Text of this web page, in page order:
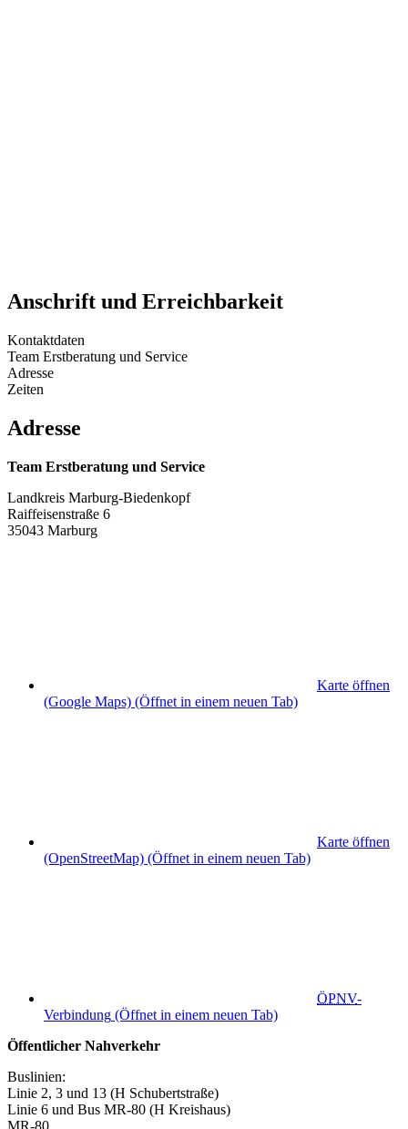
Anschrift und Erreichbarkeit
Kontaktdaten
Team Erstberatung und Service
Adresse
Zeiten
Adresse
Team Erstberatung und Service
Landkreis Marburg-Biedenkopf
Raiffeisenstraße 6
35043 Marburg
Karte öffnen
(Google Maps) (Öffnet in einem neuen Tab)
Karte öffnen
(OpenStreetMap) (Öffnet in einem neuen Tab)
ÖPNV-
Verbindung (Öffnet in einem neuen Tab)
Öffentlicher Nahverkehr
Buslinien:
Linie 2, 3 und 13 (H Schubertstraße)
Linie 6 und Bus MR-80 (H Kreishaus)
MR-80